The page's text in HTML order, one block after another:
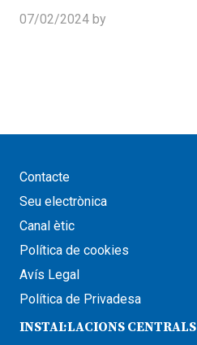
07/02/2024 by
Contacte
Seu electrònica
Canal ètic
Política de cookies
Avís Legal
Política de Privadesa
INSTAL·LACIONS CENTRALS